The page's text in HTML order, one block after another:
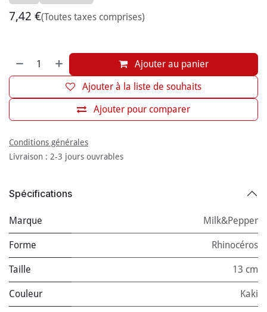
7,42 €(Toutes taxes comprises)
Ajouter au panier
Ajouter pour comparer
Ajouter à la liste de souhaits
Conditions générales
Livraison : 2-3 jours ouvrables
Spécifications
Marque Milk&Pepper
Forme Rhinocéros
Taille 13 cm
Couleur Kaki